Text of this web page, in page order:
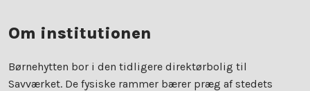
Om institutionen
Børnehytten bor i den tidligere direktørbolig til
Savværket. De fysiske rammer bærer præg af stedets